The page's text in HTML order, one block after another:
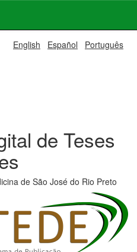
English Español Português
de Teses
de São José do Rio Preto